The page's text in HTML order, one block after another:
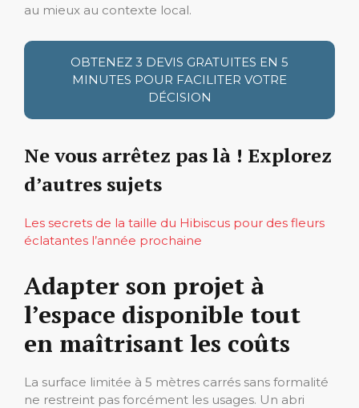
au mieux au contexte local.
OBTENEZ 3 DEVIS GRATUITES EN 5
MINUTES POUR FACILITER VOTRE
DÉCISION
Ne vous arrêtez pas là ! Explorez
d’autres sujets
Les secrets de la taille du Hibiscus pour des fleurs
éclatantes l’année prochaine
Adapter son projet à
l’espace disponible tout
en maîtrisant les coûts
La surface limitée à 5 mètres carrés sans formalité
ne restreint pas forcément les usages. Un abri